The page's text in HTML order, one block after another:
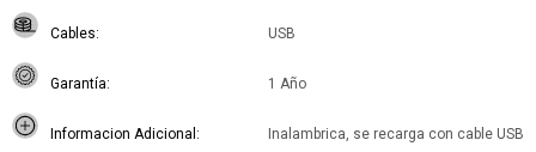
Cables USB
Garantía 1 Año
Informacion Adicional Inalambrica, se recarga con cable USB